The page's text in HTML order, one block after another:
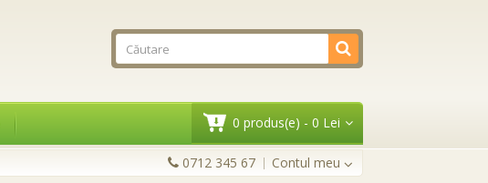
0 produs(e) - 0 Lei
0712 345 67 Contul meu